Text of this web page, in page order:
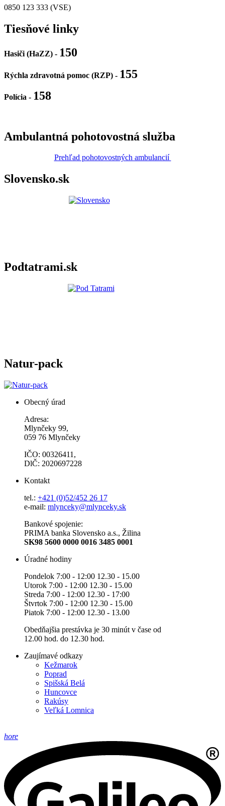
0850 123 333 (VSE)
Tiesňové linky
Hasiči (HaZZ) - 150
Rýchla zdravotná pomoc (RZP) - 155
Polícia - 158
Ambulantná pohotovostná služba
Prehľad pohotovostných ambulancií
Slovensko.sk
Podtatrami.sk
Natur-pack
Obecný úrad
Adresa:
Mlynčeky 99,
059 76 Mlynčeky
IČO: 00326411,
DlČ: 2020697228
Kontakt
tel.: +421 (0)52/452 26 17
e-mail: mlynceky@mlynceky.sk
Bankové spojenie:
PRIMA banka Slovensko a.s., Žilina
SK98 5600 0000 0016 3485 0001
Úradné hodiny
Pondelok 7:00 - 12:00 12.30 - 15.00
Utorok 7:00 - 12:00 12.30 - 15.00
Streda 7:00 - 12:00 12.30 - 17:00
Štvrtok 7:00 - 12:00 12.30 - 15.00
Piatok 7:00 - 12:00 12.30 - 13.00
Obedňajšia prestávka je 30 minút v čase od
12.00 hod. do 12.30 hod.
Zaujímavé odkazy
Kežmarok
Poprad
Spišská Belá
Huncovce
Rakúsy
Veľká Lomnica
hore